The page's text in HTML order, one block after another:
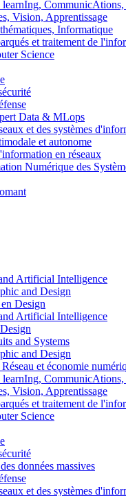
CommunicAtions,
Vision, Apprentissage
Informatique
et traitement de
Science
Data & MLops
et des systèmes
et autonome
en réseaux
Numérique des
Artificial Intelligence
and Design
Design
Artificial Intelligence
and Systems
and Design
et économie
CommunicAtions,
Vision, Apprentissage
et traitement de
Science
données massives
et des systèmes